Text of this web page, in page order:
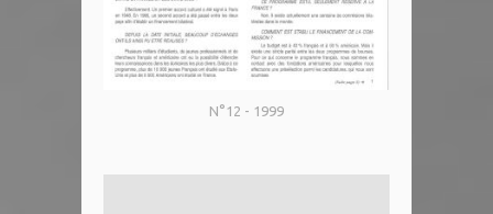
N°12 - 1999